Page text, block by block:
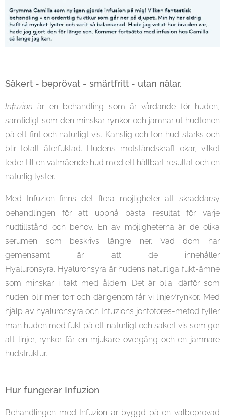
Säkert - beprövat - smärtfritt - utan nålar.
Infuzion är en behandling som är vårdande för huden,
samtidigt som den minskar rynkor och jämnar ut hudtonen
på ett fint och naturligt vis. Känslig och torr hud stärks och
blir totalt återfuktad. Hudens motståndskraft ökar, vilket
leder till en välmående hud med ett hållbart resultat och en
naturlig lyster.
Med Infuzion finns det flera möjligheter att skräddarsy
behandlingen för att uppnå bästa resultat för varje
hudtillstånd och behov. En av möjligheterna är de olika
serumen som beskrivs längre ner. Vad dom har
gemensamt är att de innehåller
Hyaluronsyra. Hyaluronsyra är hudens naturliga fukt-ämne
som minskar i takt med åldern. Det är bl.a. därför som
huden blir mer torr och därigenom får vi linjer/rynkor. Med
hjälp av hyaluronsyra och Infuzions jontofores-metod fyller
man huden med fukt på ett naturligt och säkert vis som gör
att linjer, rynkor får en mjukare övergång och en jämnare
hudstruktur.
Hur fungerar Infuzion
Behandlingen med Infuzion är byggd på en välbeprövad